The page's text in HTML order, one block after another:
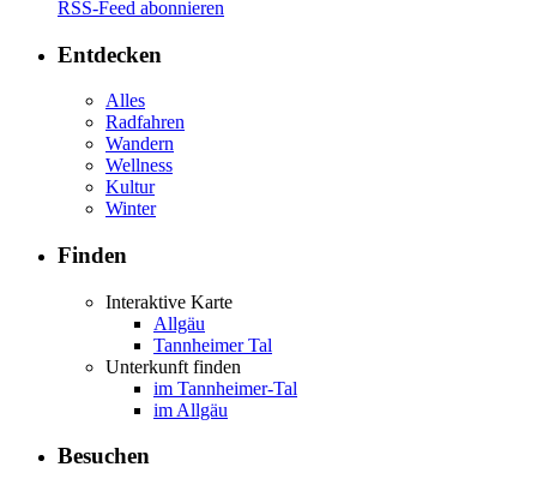
RSS-Feed abonnieren
Entdecken
Alles
Radfahren
Wandern
Wellness
Kultur
Winter
Finden
Interaktive Karte
Allgäu
Tannheimer Tal
Unterkunft finden
im Tannheimer-Tal
im Allgäu
Besuchen